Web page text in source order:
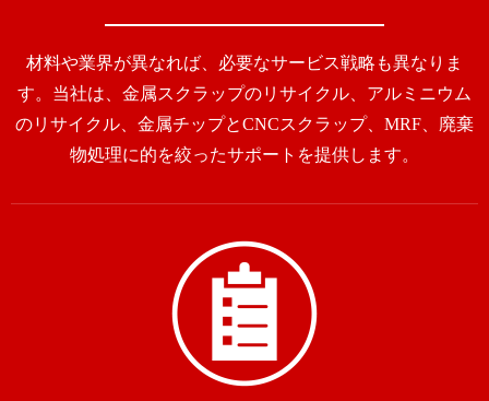
材料や業界が異なれば、必要なサービス戦略も異なりま
す。当社は、金属スクラップのリサイクル、アルミニウム
のリサイクル、金属チップとCNCスクラップ、MRF、廃棄
物処理に的を絞ったサポートを提供します。